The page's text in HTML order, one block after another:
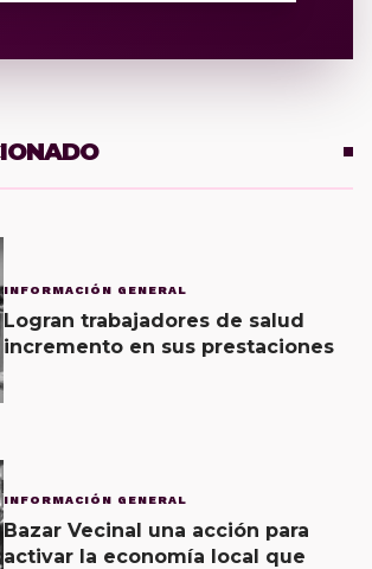
INFORMACIÓN GENERAL
Logran trabajadores de salud
incremento en sus prestaciones
INFORMACIÓN GENERAL
Bazar Vecinal una acción para
activar la economía local que